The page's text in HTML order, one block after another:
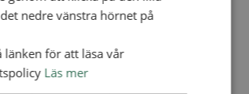
OCH UTVECKLING
nedre vänstra hörnet på
länken för att läsa vår
Läs mer